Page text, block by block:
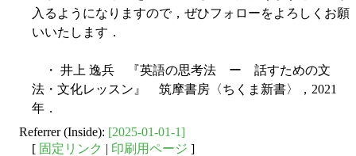
入るようになりますので，ぜひフォローをよろしくお願
いいたします．
・ 井上 逸兵 『英語の思考法 ー 話すための文
法・文化レッスン』 筑摩書房〈ちくま新書〉，2021
年．
Referrer (Inside): [2025-01-01-1]
[ 固定リンク | 印刷用ページ ]